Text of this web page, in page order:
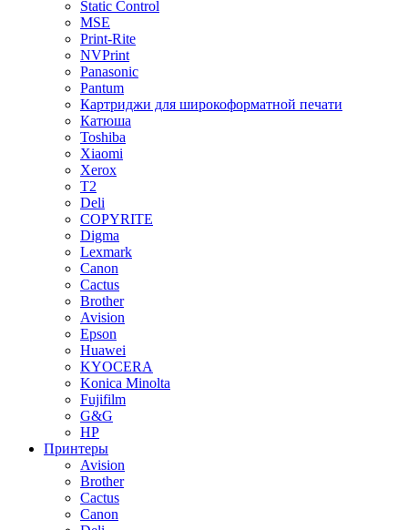
Static Control
MSE
Print-Rite
NVPrint
Panasonic
Pantum
Картриджи для широкоформатной печати
Катюша
Toshiba
Xiaomi
Xerox
T2
Deli
COPYRITE
Digma
Lexmark
Canon
Cactus
Brother
Avision
Epson
Huawei
KYOCERA
Konica Minolta
Fujifilm
G&G
HP
Принтеры
Avision
Brother
Cactus
Canon